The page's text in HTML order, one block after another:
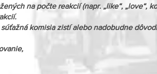
na počte reakcií (napr. „like“, „love“,
komisia zistí alebo nadobudne